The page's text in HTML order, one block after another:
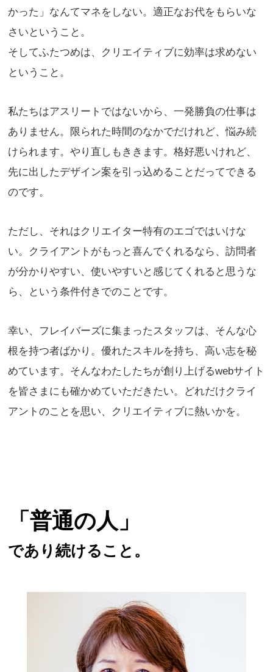
かった」なんてマネをしない。適正なお代をもらいな
さいということ。
そしてふたつめは、クリエイティブに効率は求めない
ということ。
私たちはアスリートではないから、一発勝負の仕事は
ありません。限られた時間のなかでだけれど、悩み続
けられます。やり直しもききます。格好悪いけれど、
先に出したデザイン案を引っ込めることだってできる
のです。
ただし、それはクリエイター特有のエゴではいけな
い。クライアントがもっと喜んでくれるなら、訪問者
が分かりやすい、使いやすいと感じてくれると思うな
ら、という条件付きでのことです。
幸い、フレイバーズに集まったスタッフは、そんな心
根を持つ者ばかり。優れたスキルを持ち、高い志を秘
めています。そんなわたしたちが創り上げるwebサイト
を皆さまにも確かめていただきたい。どれだけクライ
アントのことを思い、クリエイティブに熱いかを。
「普通の人」
であり続けること。